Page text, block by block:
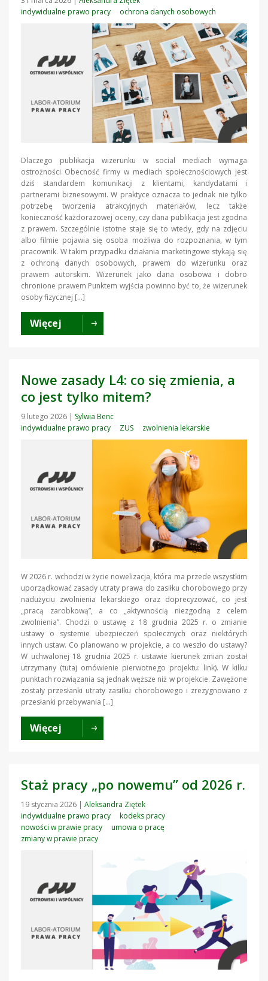
indywidualne prawo pracy
ochrona danych osobowych
Dlaczego publikacja wizerunku w social mediach wymaga
ostrożności Obecność firmy w mediach społecznościowych jest
dziś standardem komunikacji z klientami, kandydatami i
partnerami biznesowymi. W praktyce oznacza to jednak nie tylko
potrzebę tworzenia atrakcyjnych materiałów, lecz także
konieczność każdorazowej oceny, czy dana publikacja jest zgodna
z prawem. Szczególnie istotne staje się to wtedy, gdy na zdjęciu
albo filmie pojawia się osoba możliwa do rozpoznania, w tym
pracownik. W takim przypadku działania marketingowe stykają się
z ochroną danych osobowych, prawem do wizerunku oraz
prawem autorskim. Wizerunek jako dana osobowa i dobro
chronione prawem Punktem wyjścia powinno być to, że wizerunek
osoby fizycznej […]
Więcej
Nowe zasady L4: co się zmienia, a
co jest tylko mitem?
9 lutego 2026 | Sylwia Benc
indywidualne prawo pracy
ZUS zwolnienia lekarskie
W 2026 r. wchodzi w życie nowelizacja, która ma przede wszystkim
uporządkować zasady utraty prawa do zasiłku chorobowego przy
nadużyciu zwolnienia lekarskiego oraz doprecyzować, co jest
„pracą zarobkową”, a co „aktywnością niezgodną z celem
zwolnienia”. Chodzi o ustawę z 18 grudnia 2025 r. o zmianie
ustawy o systemie ubezpieczeń społecznych oraz niektórych
innych ustaw. Co planowano w projekcie, a co weszło do ustawy?
W uchwalonej 18 grudnia 2025 r. ustawie kierunek zmian został
utrzymany (tutaj omówienie pierwotnego projektu: link). W kilku
punktach rozwiązania są jednak węższe niż w projekcie. Zawężone
zostały przesłanki utraty zasiłku chorobowego i zrezygnowano z
przesłanki przebywania […]
Więcej
Staż pracy „po nowemu” od 2026 r.
19 stycznia 2026 | Aleksandra Ziętek
indywidualne prawo pracy
kodeks pracy
nowości w prawie pracy
umowa o pracę
zmiany w prawie pracy